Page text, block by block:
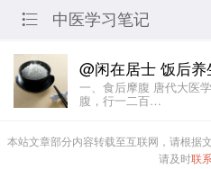
 中医学习笔记
@闲在居士 饭后
一、食后摩腹 唐代大医
腹，行一二百…
本站文章部分内容转载至互联网，请根据
请及时联